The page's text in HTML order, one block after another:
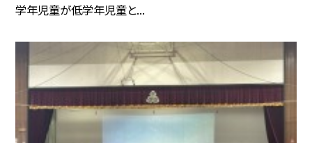
学年児童が低学年児童と...